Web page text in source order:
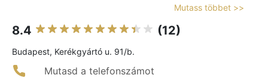
Mutass többet >>
8.4 (12)
Budapest, Kerékgyártó u. 91/b.
Mutasd a telefonszámot